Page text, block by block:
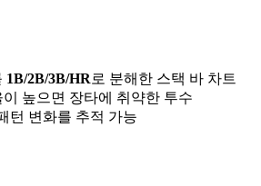
1B/2B/3B/HR로 분해한 스택 바 차트
높으면 장타에 취약한 투수
턴 변화를 추적 가능